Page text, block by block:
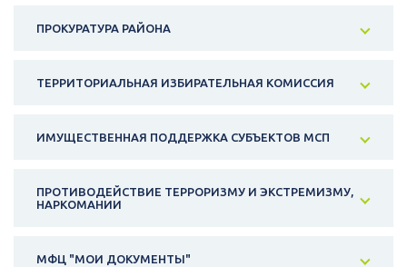
ПРОКУРАТУРА РАЙОНА
ТЕРРИТОРИАЛЬНАЯ ИЗБИРАТЕЛЬНАЯ КОМИССИЯ
ИМУЩЕСТВЕННАЯ ПОДДЕРЖКА СУБЪЕКТОВ МСП
ПРОТИВОДЕЙСТВИЕ ТЕРРОРИЗМУ И ЭКСТРЕМИЗМУ,
НАРКОМАНИИ
МФЦ "МОИ ДОКУМЕНТЫ"